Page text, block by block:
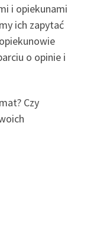
i opiekunami
ich zapytać
o opinie i
Czy